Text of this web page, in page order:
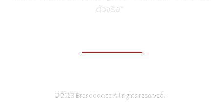
© 2023 Branddoc.co All rights reserved.